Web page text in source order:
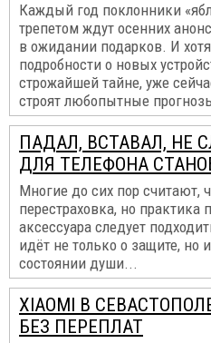
Каждый год поклонники
трепетом ждут осенних
в ожидании подарков. И
подробности о новых
строжайшей тайне, уже
строят любопытные
ПАДАЛ, ВСТАВАЛ, НЕ
ДЛЯ ТЕЛЕФОНА
Многие до сих пор считают,
перестраховка, но практика
аксессуара следует
идёт не только о защите, но
состоянии души...
XIAOMI В
БЕЗ ПЕРЕПЛАТ